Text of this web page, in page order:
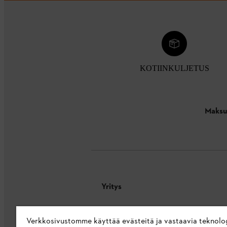
KOTIINKULJETUS
Yritys
Verkkosivustomme käyttää evästeitä ja vastaavia